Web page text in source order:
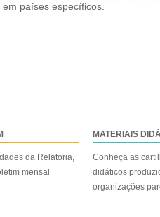
países específicos.
da Relatoria,
mensal
MATERIAIS
Conheça as
didáticos
organizações